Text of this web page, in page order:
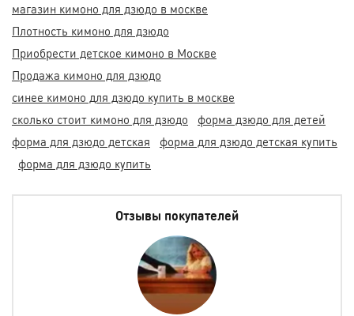
магазин кимоно для дзюдо в москве
Плотность кимоно для дзюдо
Приобрести детское кимоно в Москве
Продажа кимоно для дзюдо
синее кимоно для дзюдо купить в москве
сколько стоит кимоно для дзюдо
форма дзюдо для детей
форма для дзюдо детская
форма для дзюдо детская купить
форма для дзюдо купить
Отзывы покупателей